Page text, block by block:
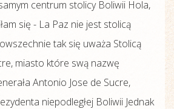
centrum stolicy Boliwii Hola,
się - La Paz nie jest stolicą
tak się uważa Stolicą
miasto które swą nazwę
Antonio Jose de Sucre,
niepodległej Boliwii Jednak